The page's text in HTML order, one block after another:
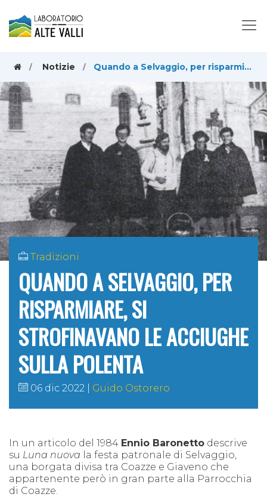
Notizie Quando a Selvaggio, per risparmiare, si strofinavano le acciughe sulla polenta
Tradizioni
QUANDO A SELVAGGIO, PER
RISPARMIARE, SI
STROFINAVANO LE ACCIUGHE
SULLA POLENTA
06 dic 2022 Guido Ostorero
In un articolo del 1984 Ennio Baronetto descrive
su Luna nuova la festa patronale di Selvaggio,
una borgata divisa tra Coazze e Giaveno che
appartenente però in gran parte alla Parrocchia
di Coazze.